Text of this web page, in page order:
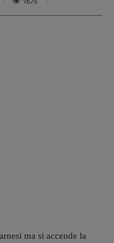
ma si accende la